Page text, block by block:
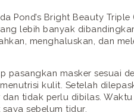
Pond’s Bright Beauty Triple
lebih banyak
menghaluskan, dan
pasangkan masker sesuai
kulit. Setelah
tidak perlu dibilas.
sebelum tidur.